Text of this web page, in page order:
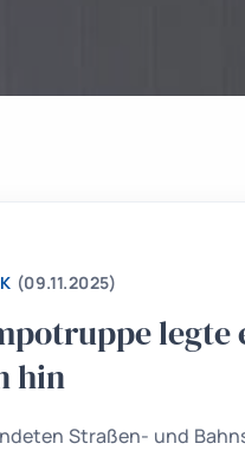
(09.11.2025)
hin
Straßen- und